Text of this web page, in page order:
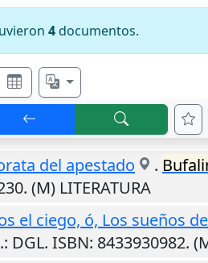
4documentos.
del apestado .
(M) LITERATURA
el ciego, ó, Los sueños
: DGL. ISBN: 8433930982.